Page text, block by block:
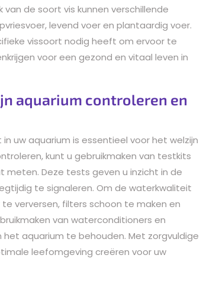
de soort vis kunnen verschillende
levend voer en plantaardig voer.
vissoort nodig heeft om ervoor te
voor een gezond en vitaal leven in
aquarium controleren en
uw aquarium is essentieel voor het welzijn
kunt u gebruikmaken van testkits
meten. Deze tests geven u inzicht in de
te signaleren. Om de waterkwaliteit
verversen, filters schoon te maken en
van waterconditioners en
aquarium te behouden. Met zorgvuldige
leefomgeving creëren voor uw